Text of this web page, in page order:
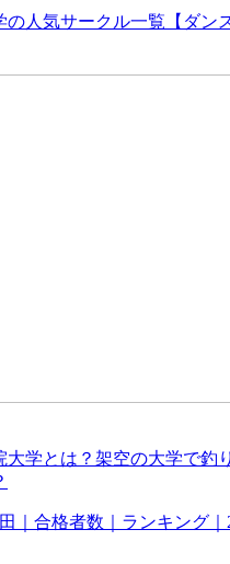
の人気サークル一覧【ダン
大学とは？架空の大学で釣